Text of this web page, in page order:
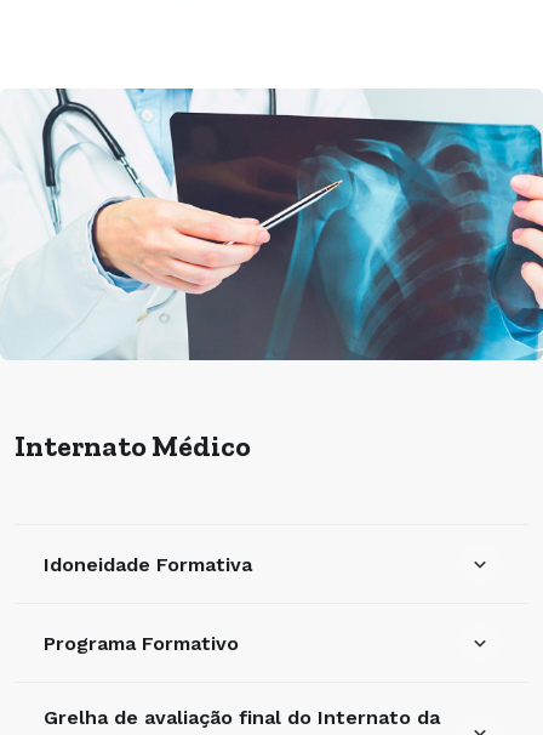
Internato Médico
Idoneidade Formativa
Programa Formativo
Grelha de avaliação final do Internato da